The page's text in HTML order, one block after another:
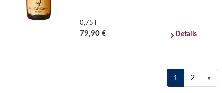
0,75 l
79,90 € Details
1 2 »